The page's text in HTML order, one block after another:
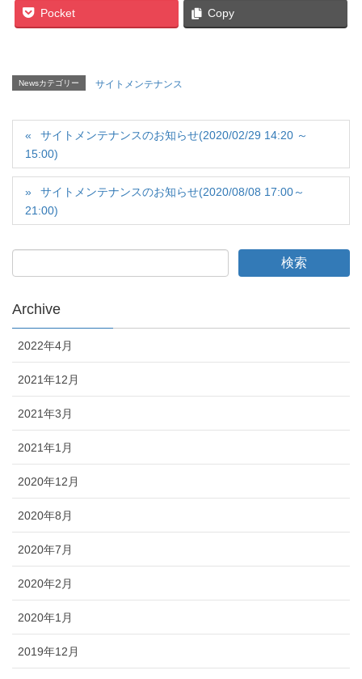
Pocket Copy
Newsカテゴリー サイトメンテナンス
サイトメンテナンスのお知らせ(2020/02/29 14:20 ～
15:00)
サイトメンテナンスのお知らせ(2020/08/08 17:00～
21:00)
Archive
2022年4月
2021年12月
2021年3月
2021年1月
2020年12月
2020年8月
2020年7月
2020年2月
2020年1月
2019年12月